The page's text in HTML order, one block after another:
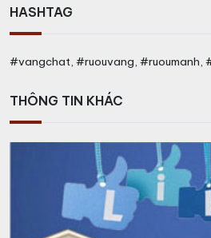
HASHTAG
#vangchat, #ruouvang, #ruoumanh,
THÔNG TIN KHÁC